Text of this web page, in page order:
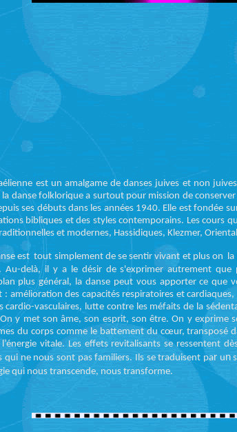
est un amalgame de danses juives et non
danse folklorique a surtout pour mission de
ses débuts dans les années 1940. Elle est fondée
bibliques et des styles contemporains. Les cours
et modernes, Hassidiques, Klezmer,
est tout simplement de se sentir vivant et plus on la
Au-delà, il y a le désir de s'exprimer autrement
plus général, la danse peut vous apporter ce que
: amélioration des capacités respiratoires et
cardio-vasculaires, lutte contre les méfaits de la
y met son âme, son esprit, son être. On y exprime
du corps comme le battement du cœur, transposé
vitale. Les effets revitalisants se ressentent
qui ne nous sont pas familiers. Ils se traduisent par un
qui nous transcende, nous transforme.